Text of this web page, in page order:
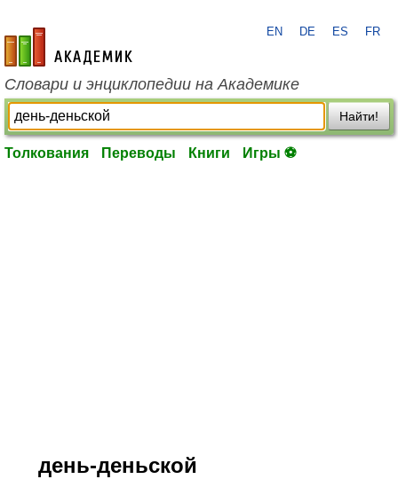
academic.ru
EN DE ES FR
Словари и энциклопедии на Академике
Найти!
Толкования Переводы Книги Игры ⚽
день-деньской